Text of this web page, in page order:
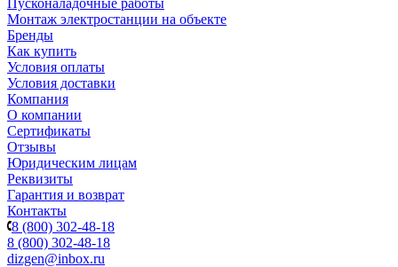
Пусконаладочные работы
Монтаж электростанции на объекте
Бренды
Как купить
Условия оплаты
Условия доставки
Компания
О компании
Сертификаты
Отзывы
Юридическим лицам
Реквизиты
Гарантия и возврат
Контакты
8 (800) 302-48-18
8 (800) 302-48-18
dizgen@inbox.ru